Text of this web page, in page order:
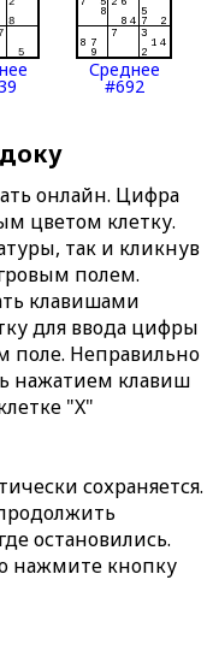
Среднее
#692
онлайн. Цифра
цветом клетку.
так и кликнув
полем.
клавишами
для ввода цифры
поле. Неправильно
нажатием клавиш
"X"
сохраняется.
остановились.
нажмите кнопку